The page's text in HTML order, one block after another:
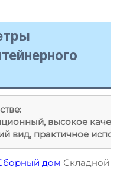
высокое
вид, практичное
дом Складной